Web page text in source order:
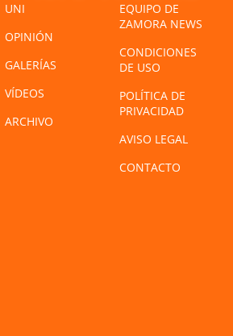
UNI
OPINIÓN
GALERÍAS
VÍDEOS
ARCHIVO
EQUIPO DE
ZAMORA NEWS
CONDICIONES
DE USO
POLÍTICA DE
PRIVACIDAD
AVISO LEGAL
CONTACTO